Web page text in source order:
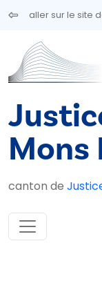
Aller au contenu
aller sur le site
Mons
canton de